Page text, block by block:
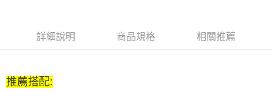
每筆NT$80，滿NT$2,000(含以上)免運費
詳細說明 商品規格 相關推薦
推薦搭配: